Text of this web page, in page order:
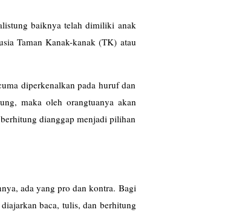
baiknya telah dimiliki anak
Taman Kanak-kanak (TK) atau
diperkenalkan pada huruf dan
maka oleh orangtuanya akan
dianggap menjadi pilihan
ada yang pro dan kontra. Bagi
baca, tulis, dan berhitung